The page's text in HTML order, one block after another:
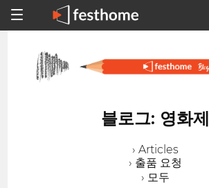
블로그: 영화제
› Articles
› 출품 요청
› 모두